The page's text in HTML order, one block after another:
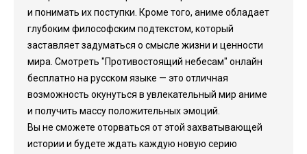
и понимать их поступки. Кроме того, аниме обладает
глубоким философским подтекстом, который
заставляет задуматься о смысле жизни и ценности
мира. Смотреть "Противостоящий небесам" онлайн
бесплатно на русском языке — это отличная
возможность окунуться в увлекательный мир аниме
и получить массу положительных эмоций.
Вы не сможете оторваться от этой захватывающей
истории и будете ждать каждую новую серию